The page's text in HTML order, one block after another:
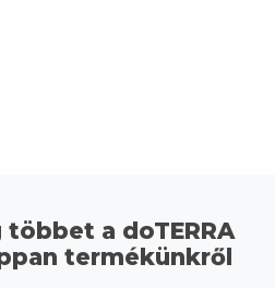
a doTERRA
termékünkről